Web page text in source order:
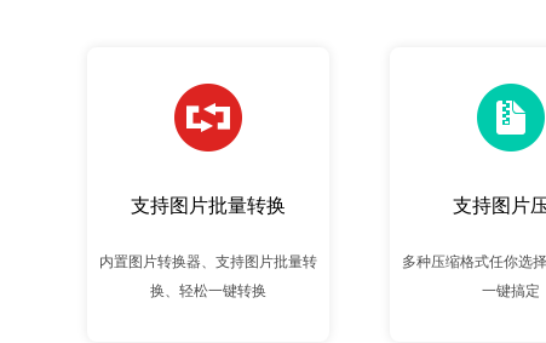
支持图片批量转换
内置图片转换器、支持图片批量转
换、轻松一键转换
支持图片
多种压缩格式任你选
一键搞定